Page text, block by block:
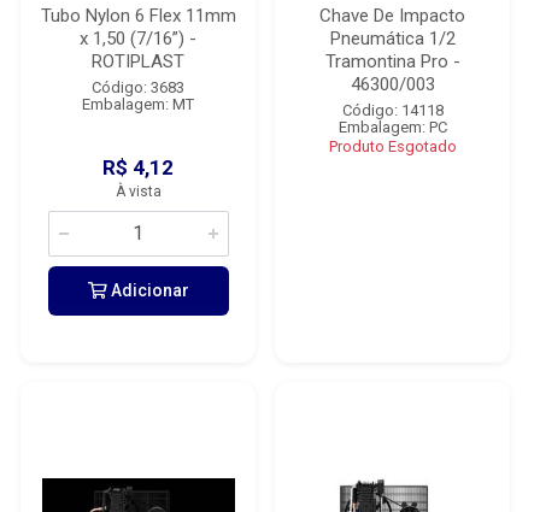
Tubo Nylon 6 Flex 11mm
x 1,50 (7/16”) -
ROTIPLAST
Código: 3683
Embalagem: MT
R$ 4,12
À vista
Adicionar
Chave De Impacto
Pneumática 1/2
Tramontina Pro -
46300/003
Código: 14118
Embalagem: PC
Produto Esgotado